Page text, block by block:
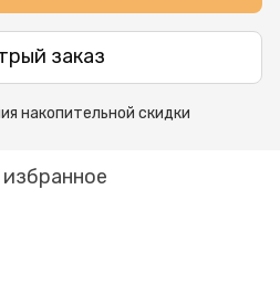
заказ
накопительной скидки